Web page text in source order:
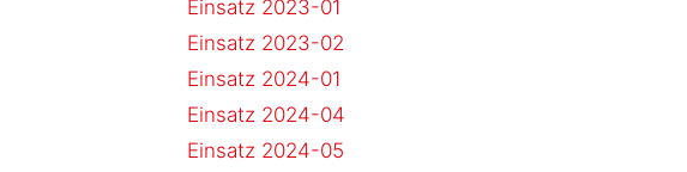
Einsatz 2023-01
Einsatz 2023-02
Einsatz 2024-01
Einsatz 2024-04
Einsatz 2024-05